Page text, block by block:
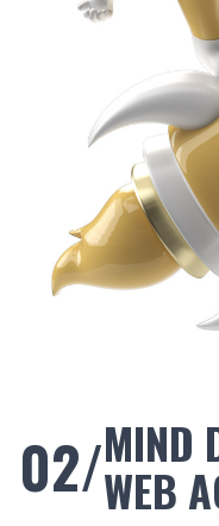
02/MIND
WEB